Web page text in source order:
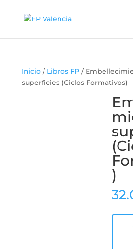
Inicio/ Libros FP/
superficies (Ciclos Formativos)
)